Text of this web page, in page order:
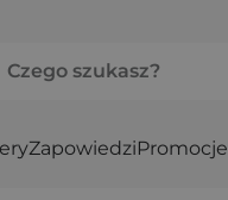
ZapowiedziPromocje